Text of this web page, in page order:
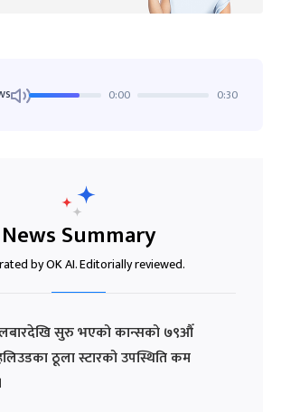
0:00 0:30
News Summary
by OK AI. Editorially reviewed.
सुरु भएको कान्सको ७९औँ
ठूला स्टारको उपस्थिति कम